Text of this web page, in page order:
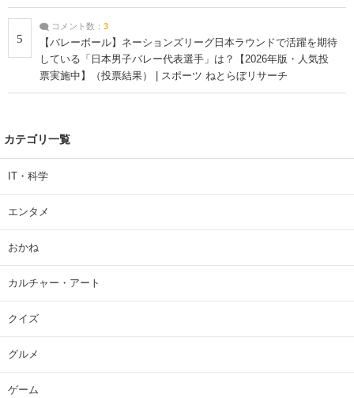
5
コメント数： 3
【バレーボール】ネーションズリーグ日本ラウンドで活躍を期待
している「日本男子バレー代表選手」は？【2026年版・人気投
票実施中】（投票結果） | スポーツ ねとらぼリサーチ
カテゴリ一覧
IT・科学
エンタメ
おかね
カルチャー・アート
クイズ
グルメ
ゲーム